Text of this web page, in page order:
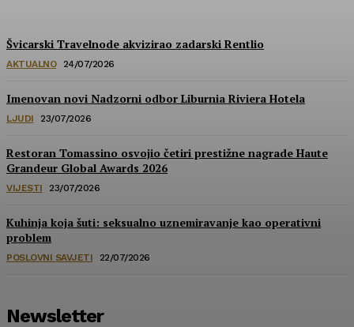
Švicarski Travelnode akvizirao zadarski Rentlio
AKTUALNO 24/07/2026
Imenovan novi Nadzorni odbor Liburnia Riviera Hotela
LJUDI 23/07/2026
Restoran Tomassino osvojio četiri prestižne nagrade Haute
Grandeur Global Awards 2026
VIJESTI 23/07/2026
Kuhinja koja šuti: seksualno uznemiravanje kao operativni
problem
POSLOVNI SAVJETI 22/07/2026
Newsletter